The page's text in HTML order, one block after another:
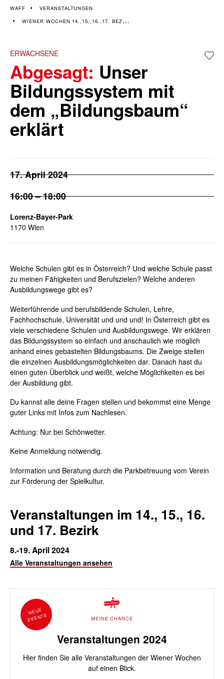
Veranstaltungen im 14.,
Wiener Wochen für Beruf und Weiterbildung I 8. April - 19. April
WAFF
VERANSTALTUNGEN
WIENER WOCHEN 14.,15.,16.,17. BEZIRK
ERWACHSENE
Abgesagt: Unser
Bildungssystem mit
dem „Bildungsbaum“
erklärt
17. April 2024
16:00 – 18:00
Lorenz-Bayer-Park
1170 Wien
Welche Schulen gibt es in Österreich? Und welche Schule passt
zu meinen Fähigkeiten und Berufszielen? Welche anderen
Ausbildungswege gibt es?
Weiterführende und berufsbildende Schulen, Lehre,
Fachhochschule, Universität und und und! In Österreich gibt es
viele verschiedene Schulen und Ausbildungswege. Wir erklären
das Bildungssystem so einfach und anschaulich wie möglich
anhand eines gebastelten Bildungsbaums. Die Zweige stellen
die einzelnen Ausbildungsmöglichkeiten dar. Danach hast du
einen guten Überblick und weißt, welche Möglichkeiten es bei
der Ausbildung gibt.
Du kannst alle deine Fragen stellen und bekommst eine Menge
guter Links mit Infos zum Nachlesen.
Achtung: Nur bei Schönwetter.
Keine Anmeldung notwendig.
Information und Beratung durch die Parkbetreuung vom Verein
zur Förderung der Spielkultur.
Veranstaltungen im 14., 15., 16.
und 17. Bezirk
8.-19. April 2024
Alle Veranstaltungen ansehen
MEINE CHANCE
Veranstaltungen 2024
Hier finden Sie alle Veranstaltungen der Wiener Wochen
auf einen Blick.
NEUE
EVENTS